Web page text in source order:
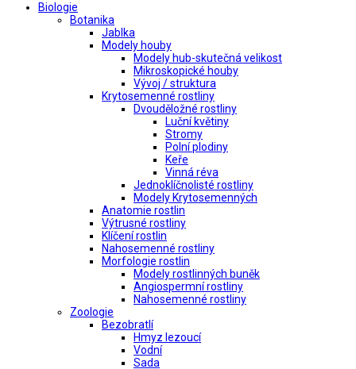
Biologie
Botanika
Jablka
Modely houby
Modely hub-skutečná velikost
Mikroskopické houby
Vývoj / struktura
Krytosemenné rostliny
Dvouděložné rostliny
Luční květiny
Stromy
Polní plodiny
Keře
Vinná réva
Jednoklíčnolisté rostliny
Modely Krytosemenných
Anatomie rostlin
Výtrusné rostliny
Klíčení rostlin
Nahosemenné rostliny
Morfologie rostlin
Modely rostlinných buněk
Angiospermní rostliny
Nahosemenné rostliny
Zoologie
Bezobratlí
Hmyz lezoucí
Vodní
Sada